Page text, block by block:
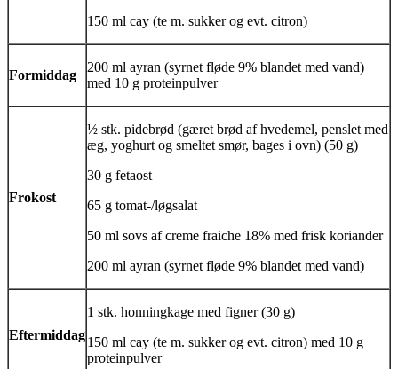
150 ml cay (te m. sukker og evt. citron)
Formiddag
200 ml ayran (syrnet fløde 9% blandet med vand)
med 10 g proteinpulver
Frokost
½ stk. pidebrød (gæret brød af hvedemel, penslet med
æg, yoghurt og smeltet smør, bages i ovn) (50 g)
30 g fetaost
65 g tomat-/løgsalat
50 ml sovs af creme fraiche 18% med frisk koriander
200 ml ayran (syrnet fløde 9% blandet med vand)
Eftermiddag
1 stk. honningkage med figner (30 g)
150 ml cay (te m. sukker og evt. citron) med 10 g
proteinpulver